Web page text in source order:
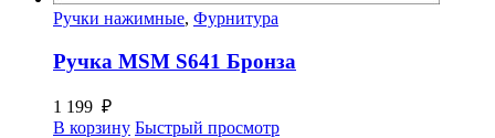
Ручки нажимные, Фурнитура
Ручка MSM S641 Бронза
1 199 ₽
В корзину Быстрый просмотр